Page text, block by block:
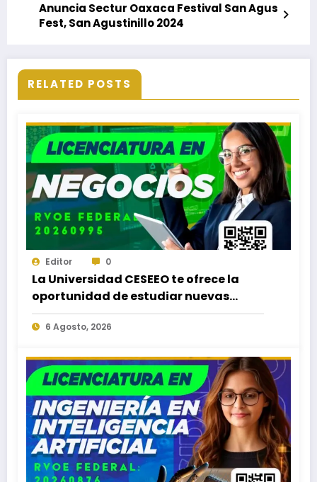
Anuncia Sectur Oaxaca Festival San Agus
Fest, San Agustinillo 2024
RELATED POSTS
Editor 0
La Universidad CESEEO te ofrece la
oportunidad de estudiar nuevas
Licenciaturas en los Campus Oaxaca,
Puerto Escondido, Ixtepec y en la
6 Agosto, 2026